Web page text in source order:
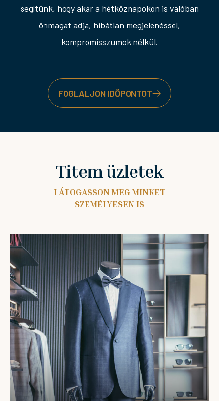
segítünk, hogy akár a hétköznapokon is valóban
önmagát adja, hibátlan megjelenéssel,
kompromisszumok nélkül.
FOGLALJON IDŐPONTOT
Titem üzletek
LÁTOGASSON MEG MINKET
SZEMÉLYESEN IS